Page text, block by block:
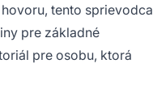
tento sprievodca
pre základné
pre osobu, ktorá